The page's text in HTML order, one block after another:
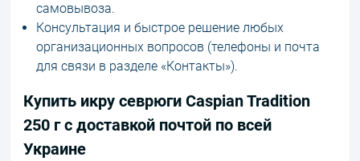
самовывоза.
Консультация и быстрое решение любых
организационных вопросов (телефоны и почта
для связи в разделе «Контакты»).
Купить икру севрюги Caspian Tradition
250 г с доставкой почтой по всей
Украине